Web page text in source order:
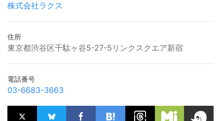
株式会社ラクス
住所
東京都渋谷区千駄ヶ谷5-27-5リンクスクエア新宿
電話番号
03-6683-3663